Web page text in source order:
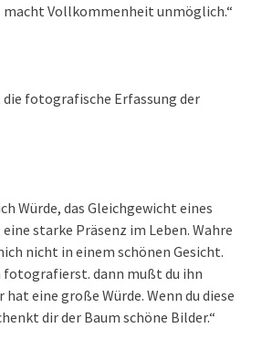
Vollkommenheit unmöglich.“
fotografische Erfassung der
Würde, das Gleichgewicht eines
starke Präsenz im Leben. Wahre
nicht in einem schönen Gesicht.
fotografierst. dann mußt du ihn
eine große Würde. Wenn du diese
dir der Baum schöne Bilder.“